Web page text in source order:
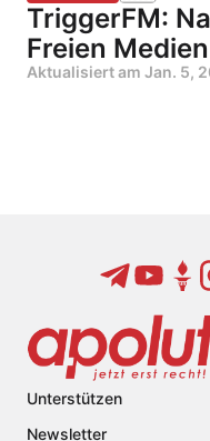
TriggerFM:
Freien
Aktualisiert am Jan. 5,
Unterstützen
Newsletter